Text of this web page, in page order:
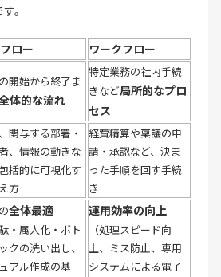
。
ロー ワークフロー
開始から終了ま
体的な流れ
特定業務の社内手続
きなど局所的なプロ
セス
関与する部署・
、情報の動きな
括的に可視化す
方
経費精算や稟議の申
請・承認など、決ま
った手順を回す手続
き
全体最適
駄・属人化・ボト
クの洗い出し、
アル作成の基
運用効率の向上
（処理スピード向
上、ミス防止、専用
システムによる電子